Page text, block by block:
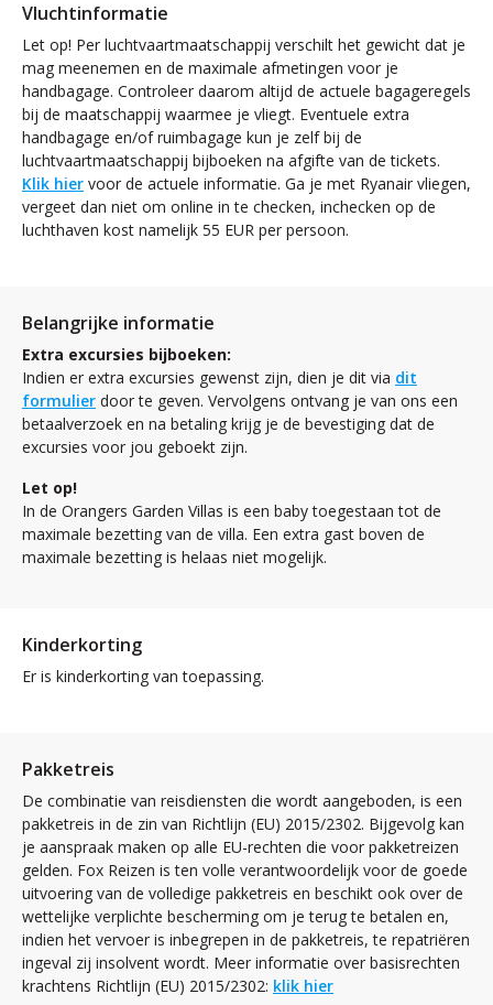
Vluchtinformatie
Let op! Per luchtvaartmaatschappij verschilt het gewicht dat je
mag meenemen en de maximale afmetingen voor je
handbagage. Controleer daarom altijd de actuele bagageregels
bij de maatschappij waarmee je vliegt. Eventuele extra
handbagage en/of ruimbagage kun je zelf bij de
luchtvaartmaatschappij bijboeken na afgifte van de tickets.
Klik hier voor de actuele informatie. Ga je met Ryanair vliegen,
vergeet dan niet om online in te checken, inchecken op de
luchthaven kost namelijk 55 EUR per persoon.
Belangrijke informatie
Extra excursies bijboeken:
Indien er extra excursies gewenst zijn, dien je dit via dit
formulier door te geven. Vervolgens ontvang je van ons een
betaalverzoek en na betaling krijg je de bevestiging dat de
excursies voor jou geboekt zijn.
Let op!
In de Orangers Garden Villas is een baby toegestaan tot de
maximale bezetting van de villa. Een extra gast boven de
maximale bezetting is helaas niet mogelijk.
Kinderkorting
Er is kinderkorting van toepassing.
Pakketreis
De combinatie van reisdiensten die wordt aangeboden, is een
pakketreis in de zin van Richtlijn (EU) 2015/2302. Bijgevolg kan
je aanspraak maken op alle EU-rechten die voor pakketreizen
gelden. Fox Reizen is ten volle verantwoordelijk voor de goede
uitvoering van de volledige pakketreis en beschikt ook over de
wettelijke verplichte bescherming om je terug te betalen en,
indien het vervoer is inbegrepen in de pakketreis, te repatriëren
ingeval zij insolvent wordt. Meer informatie over basisrechten
krachtens Richtlijn (EU) 2015/2302: klik hier